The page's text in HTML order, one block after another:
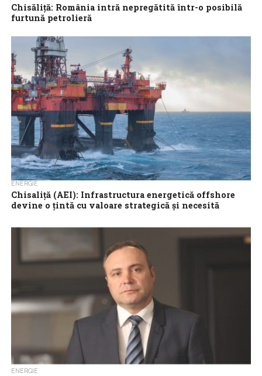
Chisăliță: România intră nepregătită într-o posibilă
furtună petrolieră
permanent – un Dispecerat Național de Securitate Energetică –
nu de o ședință...
ENERGIE
Chisaliță (AEI): Infrastructura energetică offshore
devine o țintă cu valoare strategică și necesită
Infrastructura energetică offshore devine o țintă cu valoare
strategică și necesită măsuri de protecție adaptate noilor
amenințări, acest lucru fiind cu atât...
ENERGIE